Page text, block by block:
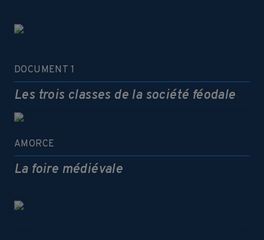
DOCUMENT 1
Les trois classes de la société féodale
AMORCE
La foire médiévale